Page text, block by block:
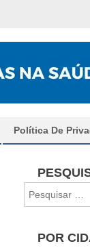
Política De
POR